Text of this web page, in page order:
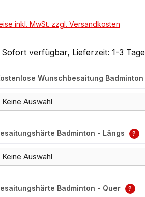
inkl. MwSt. zzgl. Versandkosten
Sofort verfügbar, Lieferzeit: 1-3 Tage
Wunschbesaitung Badminton
Badminton - Längs ?
Badminton - Quer ?